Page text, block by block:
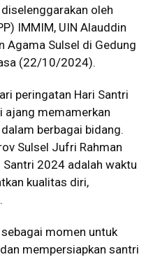
oleh
IMMIM, UIN Alauddin
Agama Sulsel di Gedung
(22/10/2024).
peringatan Hari Santri
ajang memamerkan
berbagai bidang.
Sulsel Jufri Rahman
Santri 2024 adalah waktu
kualitas diri,
momen untuk
mempersiapkan santri